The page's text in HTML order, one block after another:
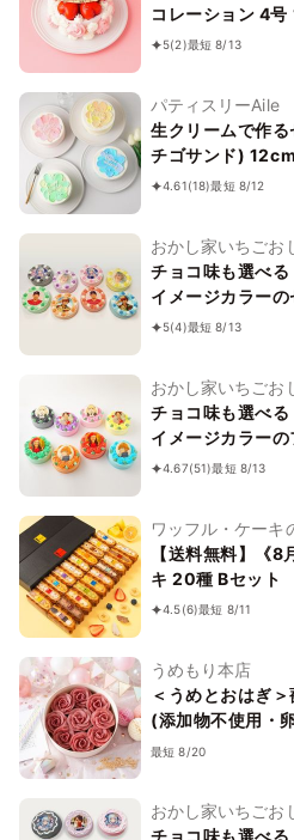
コレーション 4号
5(2)最短 8/13
パティスリーAile
生クリームで作
チゴサンド) 12cm
4.61(18)最短 8/12
おかし家いちごお
チョコ味も選べる
イメージカラー
号 1～2名様向け
5(4)最短 8/13
おかし家いちごお
チョコ味も選べる
イメージカラー
号 1～2名様向け
4.67(51)最短 8/13
ワッフル・ケーキ
【送料無料】《
キ 20種 Bセット
4.5(6)最短 8/11
うめもり本店
＜うめとおはぎ
(添加物不使用・
最短 8/20
おかし家いちごお
チョコ味も選べる